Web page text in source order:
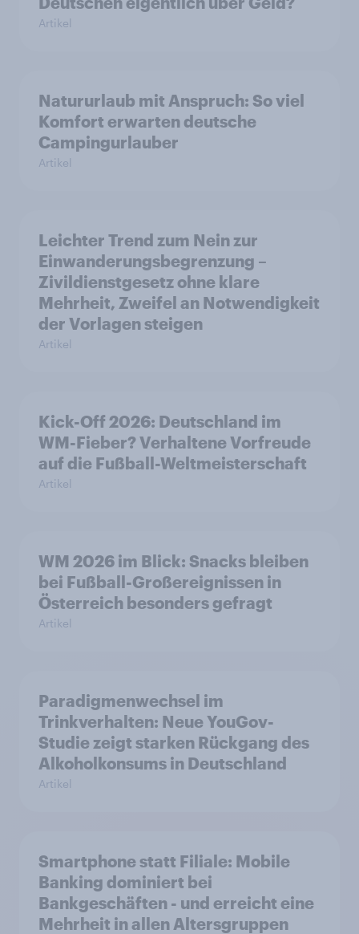
Artikel
Natururlaub mit Anspruch: So viel
Komfort erwarten deutsche
Campingurlauber
Artikel
Leichter Trend zum Nein zur
Einwanderungsbegrenzung –
Zivildienstgesetz ohne klare
Mehrheit, Zweifel an Notwendigkeit
der Vorlagen steigen
Artikel
Kick-Off 2026: Deutschland im
WM-Fieber? Verhaltene Vorfreude
auf die Fußball-Weltmeisterschaft
Artikel
WM 2026 im Blick: Snacks bleiben
bei Fußball-Großereignissen in
Österreich besonders gefragt
Artikel
Paradigmenwechsel im
Trinkverhalten: Neue YouGov-
Studie zeigt starken Rückgang des
Alkoholkonsums in Deutschland
Artikel
Smartphone statt Filiale: Mobile
Banking dominiert bei
Bankgeschäften - und erreicht eine
Mehrheit in allen Altersgruppen